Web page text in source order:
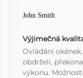
John Smith
Výjimečná
Ovládání
obdrželi,
výkonu.